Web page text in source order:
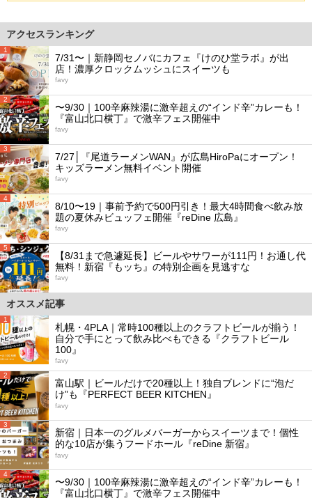
アクセスランキング
1
7/31〜｜新静岡セノバにカフェ『けのひ堂ラボ』が出
店！濃厚クロックムッシュにスイーツも
favy
2
〜9/30｜100辛麻辣湯に激辛超えの“インド辛”カレーも！
『富山北口横丁』で激辛フェス開催中
favy
3
7/27│『尾道ラーメンWAN』が広島HiroPaにオープン！
キッズラーメン無料イベント開催
favy
4
8/10〜19｜事前予約で500円引き！最大4時間食べ飲み放
題の夏休みビュッフェ開催『reDine 広島』
favy
5
【8/31まで急遽延長】ビールやサワーが111円！お通し代
無料！新宿『もッち』の特別企画を見逃すな
favy
オススメ記事
1
札幌・4PLA｜常時100種以上のクラフトビールが揃う！
自分で手にとって飲み比べもできる『クラフトビール
100』
favy
2
富山駅｜ビールだけで20種以上！独自ブレンドに“泡だ
け”も『PERFECT BEER KITCHEN』
favy
3
新宿｜日本一のグルメバーガーからスイーツまで！個性
的な10店が集うフードホール『reDine 新宿』
favy
4
〜9/30｜100辛麻辣湯に激辛超えの“インド辛”カレーも！
『富山北口横丁』で激辛フェス開催中